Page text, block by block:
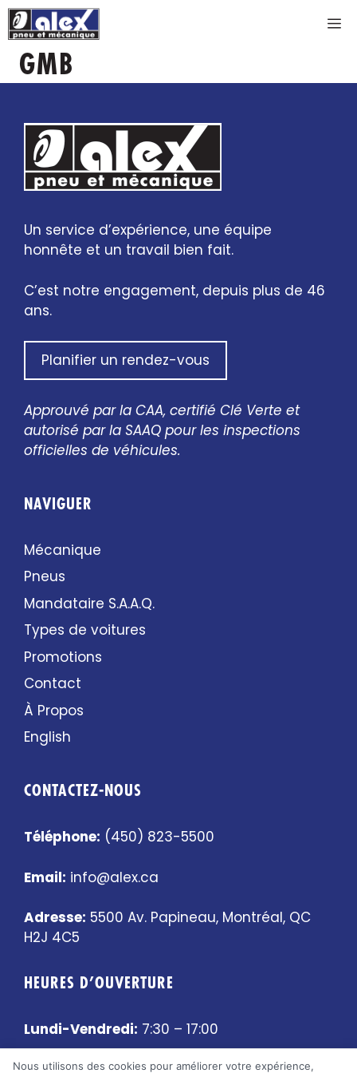
Aller
au
contenu
GMB
Un service d’expérience, une équipe
honnête et un travail bien fait.
C’est notre engagement, depuis plus de 46
ans.
Planifier un rendez-vous
Approuvé par la CAA, certifié Clé Verte et
autorisé par la SAAQ pour les inspections
officielles de véhicules.
NAVIGUER
Mécanique
Pneus
Mandataire S.A.A.Q.
Types de voitures
Promotions
Contact
À Propos
English
CONTACTEZ-NOUS
Téléphone: (450) 823-5500
Email: info@alex.ca
Adresse: 5500 Av. Papineau, Montréal, QC
H2J 4C5
HEURES D’OUVERTURE
Lundi-Vendredi: 7:30 – 17:00
Nous utilisons des cookies pour améliorer votre expérience,